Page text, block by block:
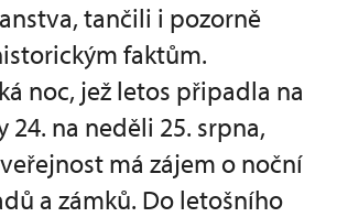
tančili i pozorně
faktům.
noc, jež letos připadla na
24. na neděli 25. srpna,
má zájem o noční
a zámků. Do letošního